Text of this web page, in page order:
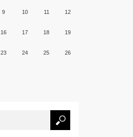
9 10 11 12
16 17 18 19
23 24 25 26